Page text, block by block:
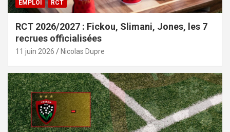
EMPLOI RCT
RCT 2026/2027 : Fickou, Slimani, Jones, les 7
recrues officialisées
11 juin 2026 Nicolas Dupre